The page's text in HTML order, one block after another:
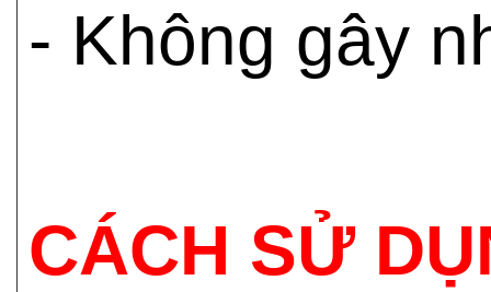
- Không gây
CÁCH SỬ